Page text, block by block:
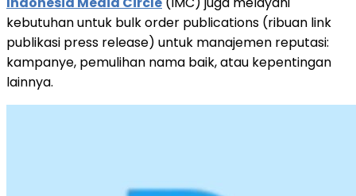
kebutuhan untuk bulk order publications (ribuan link
publikasi press release) untuk manajemen reputasi:
kampanye, pemulihan nama baik, atau kepentingan
lainnya.